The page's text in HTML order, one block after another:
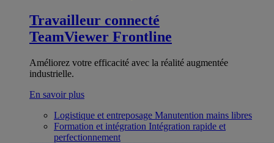
Travailleur connecté
TeamViewer Frontline
Améliorez votre efficacité avec la réalité augmentée
industrielle.
En savoir plus
Logistique et entreposage Manutention mains libres
Formation et intégration Intégration rapide et
perfectionnement